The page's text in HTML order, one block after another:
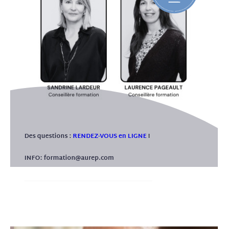
• La loi du 5 septembre 2018 pour la « liberté de choisir son avenir
professionnel » a pour objectif de faciliter l’accès à l’emploi des
personnes en situation de handicap.
• Notre Organisme de Formation tente de donner à tous les
mêmes chances d’accéder ou de maintenir l’emploi. Tous nos
formateurs, de part leurs expériences, sont sensibilisés aux
Référent Handicap » : referent@aurep.com
Des questions : RENDEZ-VOUS en LIGNE!
INFO: formation@aurep.com